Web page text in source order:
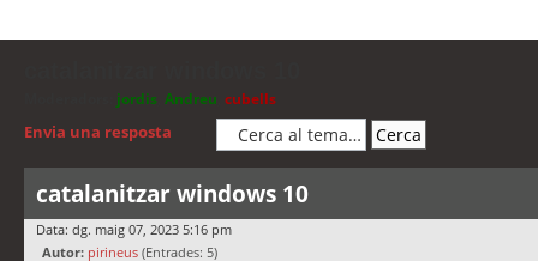
jordis Andreu cubells
Envia una resposta
catalanitzar windows 10
Data: dg. maig 07, 2023 5:16 pm
Autor: pirineus (Entrades: 5)